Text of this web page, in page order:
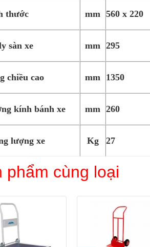
thước mm 560 x 220
sàn xe mm 295
chiều cao mm 1350
kính bánh xe mm 260
lượng xe Kg 27
phẩm cùng loại